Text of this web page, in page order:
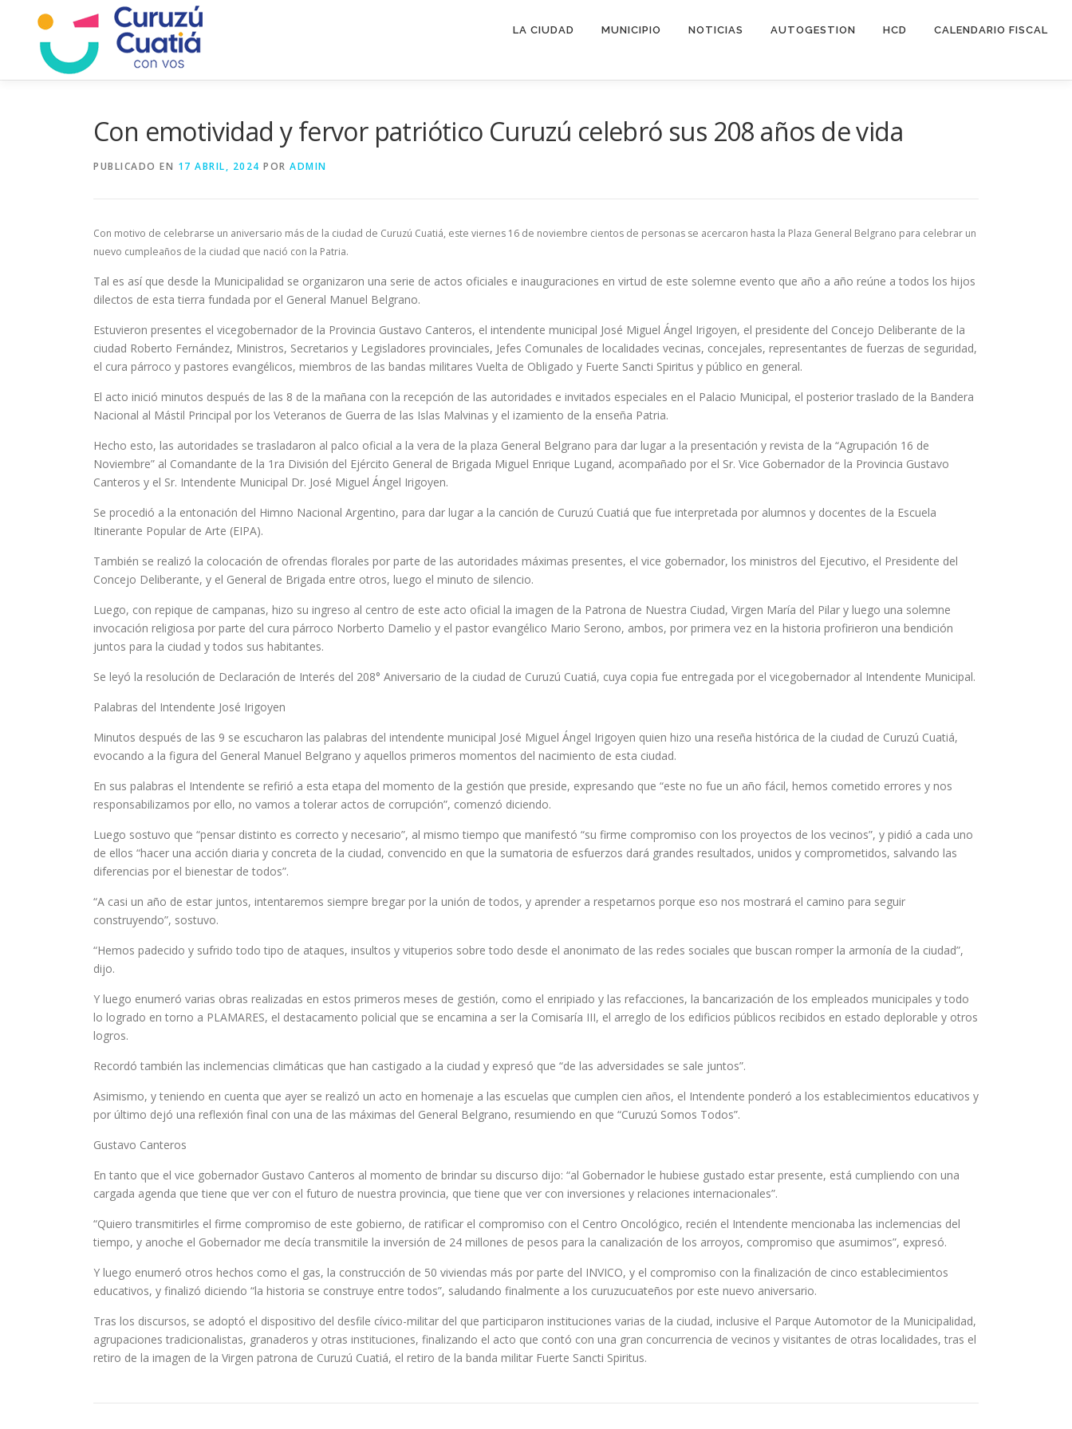
contenido
LA CIUDAD MUNICIPIO NOTICIAS AUTOGESTION HCD CALENDARIO FISCAL
Con emotividad y fervor patriótico Curuzú celebró sus 208 años de vida
PUBLICADO EN 17 ABRIL, 2024 POR ADMIN
Con motivo de celebrarse un aniversario más de la ciudad de Curuzú Cuatiá, este viernes 16 de noviembre cientos de personas se acercaron hasta la Plaza General Belgrano para celebrar un
nuevo cumpleaños de la ciudad que nació con la Patria.
Tal es así que desde la Municipalidad se organizaron una serie de actos oficiales e inauguraciones en virtud de este solemne evento que año a año reúne a todos los hijos
dilectos de esta tierra fundada por el General Manuel Belgrano.
Estuvieron presentes el vicegobernador de la Provincia Gustavo Canteros, el intendente municipal José Miguel Ángel Irigoyen, el presidente del Concejo Deliberante de la
ciudad Roberto Fernández, Ministros, Secretarios y Legisladores provinciales, Jefes Comunales de localidades vecinas, concejales, representantes de fuerzas de seguridad,
el cura párroco y pastores evangélicos, miembros de las bandas militares Vuelta de Obligado y Fuerte Sancti Spiritus y público en general.
El acto inició minutos después de las 8 de la mañana con la recepción de las autoridades e invitados especiales en el Palacio Municipal, el posterior traslado de la Bandera
Nacional al Mástil Principal por los Veteranos de Guerra de las Islas Malvinas y el izamiento de la enseña Patria.
Hecho esto, las autoridades se trasladaron al palco oficial a la vera de la plaza General Belgrano para dar lugar a la presentación y revista de la “Agrupación 16 de
Noviembre” al Comandante de la 1ra División del Ejército General de Brigada Miguel Enrique Lugand, acompañado por el Sr. Vice Gobernador de la Provincia Gustavo
Canteros y el Sr. Intendente Municipal Dr. José Miguel Ángel Irigoyen.
Se procedió a la entonación del Himno Nacional Argentino, para dar lugar a la canción de Curuzú Cuatiá que fue interpretada por alumnos y docentes de la Escuela
Itinerante Popular de Arte (EIPA).
También se realizó la colocación de ofrendas florales por parte de las autoridades máximas presentes, el vice gobernador, los ministros del Ejecutivo, el Presidente del
Concejo Deliberante, y el General de Brigada entre otros, luego el minuto de silencio.
Luego, con repique de campanas, hizo su ingreso al centro de este acto oficial la imagen de la Patrona de Nuestra Ciudad, Virgen María del Pilar y luego una solemne
invocación religiosa por parte del cura párroco Norberto Damelio y el pastor evangélico Mario Serono, ambos, por primera vez en la historia profirieron una bendición
juntos para la ciudad y todos sus habitantes.
Se leyó la resolución de Declaración de Interés del 208° Aniversario de la ciudad de Curuzú Cuatiá, cuya copia fue entregada por el vicegobernador al Intendente Municipal.
Palabras del Intendente José Irigoyen
Minutos después de las 9 se escucharon las palabras del intendente municipal José Miguel Ángel Irigoyen quien hizo una reseña histórica de la ciudad de Curuzú Cuatiá,
evocando a la figura del General Manuel Belgrano y aquellos primeros momentos del nacimiento de esta ciudad.
En sus palabras el Intendente se refirió a esta etapa del momento de la gestión que preside, expresando que “este no fue un año fácil, hemos cometido errores y nos
responsabilizamos por ello, no vamos a tolerar actos de corrupción”, comenzó diciendo.
Luego sostuvo que “pensar distinto es correcto y necesario”, al mismo tiempo que manifestó “su firme compromiso con los proyectos de los vecinos”, y pidió a cada uno
de ellos “hacer una acción diaria y concreta de la ciudad, convencido en que la sumatoria de esfuerzos dará grandes resultados, unidos y comprometidos, salvando las
diferencias por el bienestar de todos”.
“A casi un año de estar juntos, intentaremos siempre bregar por la unión de todos, y aprender a respetarnos porque eso nos mostrará el camino para seguir
construyendo”, sostuvo.
“Hemos padecido y sufrido todo tipo de ataques, insultos y vituperios sobre todo desde el anonimato de las redes sociales que buscan romper la armonía de la ciudad”,
dijo.
Y luego enumeró varias obras realizadas en estos primeros meses de gestión, como el enripiado y las refacciones, la bancarización de los empleados municipales y todo
lo logrado en torno a PLAMARES, el destacamento policial que se encamina a ser la Comisaría III, el arreglo de los edificios públicos recibidos en estado deplorable y otros
logros.
Recordó también las inclemencias climáticas que han castigado a la ciudad y expresó que “de las adversidades se sale juntos”.
Asimismo, y teniendo en cuenta que ayer se realizó un acto en homenaje a las escuelas que cumplen cien años, el Intendente ponderó a los establecimientos educativos y
por último dejó una reflexión final con una de las máximas del General Belgrano, resumiendo en que “Curuzú Somos Todos”.
Gustavo Canteros
En tanto que el vice gobernador Gustavo Canteros al momento de brindar su discurso dijo: “al Gobernador le hubiese gustado estar presente, está cumpliendo con una
cargada agenda que tiene que ver con el futuro de nuestra provincia, que tiene que ver con inversiones y relaciones internacionales”.
“Quiero transmitirles el firme compromiso de este gobierno, de ratificar el compromiso con el Centro Oncológico, recién el Intendente mencionaba las inclemencias del
tiempo, y anoche el Gobernador me decía transmitile la inversión de 24 millones de pesos para la canalización de los arroyos, compromiso que asumimos”, expresó.
Y luego enumeró otros hechos como el gas, la construcción de 50 viviendas más por parte del INVICO, y el compromiso con la finalización de cinco establecimientos
educativos, y finalizó diciendo “la historia se construye entre todos”, saludando finalmente a los curuzucuateños por este nuevo aniversario.
Tras los discursos, se adoptó el dispositivo del desfile cívico-militar del que participaron instituciones varias de la ciudad, inclusive el Parque Automotor de la Municipalidad,
agrupaciones tradicionalistas, granaderos y otras instituciones, finalizando el acto que contó con una gran concurrencia de vecinos y visitantes de otras localidades, tras el
retiro de la imagen de la Virgen patrona de Curuzú Cuatiá, el retiro de la banda militar Fuerte Sancti Spiritus.